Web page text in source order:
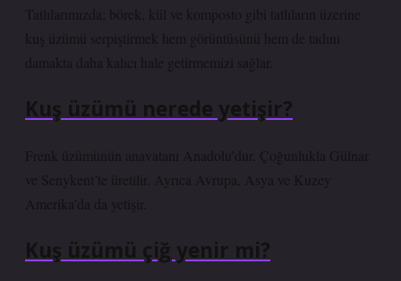
Tatlılarımızda; börek, kül ve komposto gibi tatlıların üzerine
kuş üzümü serpiştirmek hem görüntüsünü hem de tadını
damakta daha kalıcı hale getirmemizi sağlar.
Kuş üzümü nerede yetişir?
Frenk üzümünün anavatanı Anadolu’dur. Çoğunlukla Gülnar
ve Senykent’te üretilir. Ayrıca Avrupa, Asya ve Kuzey
Amerika’da da yetişir.
Kuş üzümü çiğ yenir mi?